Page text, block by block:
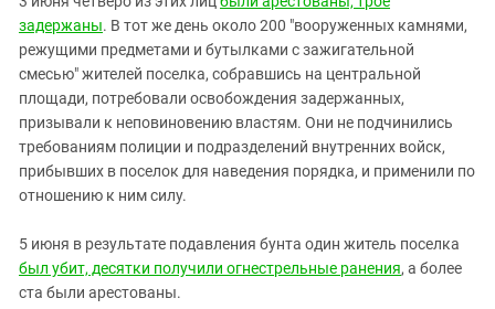
задержаны. В тот же день около 200 "вооруженных камнями,
режущими предметами и бутылками с зажигательной
смесью" жителей поселка, собравшись на центральной
площади, потребовали освобождения задержанных,
призывали к неповиновению властям. Они не подчинились
требованиям полиции и подразделений внутренних войск,
прибывших в поселок для наведения порядка, и применили по
отношению к ним силу.
5 июня в pезультате подавления бунта один житель поселка
был убит, десятки получили огнестpельные pанения, а более
ста были аpестованы.